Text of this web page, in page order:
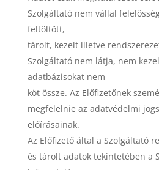
Szolgáltató nem vállal
feltöltött,
tárolt, kezelt illetve
Szolgáltató nem látja, nem
adatbázisokat nem
köt össze. Az Előfizetőnek
megfelelnie az adatvédelmi
előírásainak.
Az Előfizető által a Szolgáltató
és tárolt adatok tekintetében a